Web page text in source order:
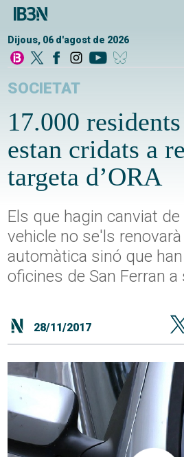
Dijous, 06 d'agost de 2026
SOCIETAT
17.000
estan cridats a
targeta d’ORA
Els que hagin canviat
vehicle no se'ls
automàtica sinó que
oficines de San Ferran a
28/11/2017